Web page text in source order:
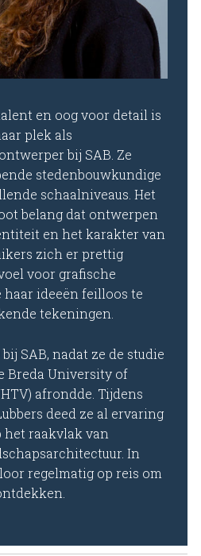
en oog voor detail is
plek als
bij SAB. Ze
stedenbouwkundige
schaalniveaus. Het
belang dat ontwerpen
en het karakter van
zich er prettig
voor grafische
ideeën feilloos te
tekeningen.
SAB, nadat ze de studie
Breda University of
afrondde. Tijdens
deed ze al ervaring
het raakvlak van
In
regelmatig op reis om